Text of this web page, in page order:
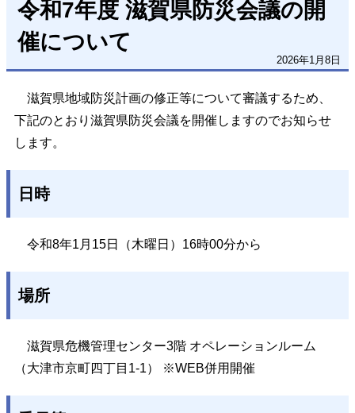
令和7年度 滋賀県防災会議の開
催について
2026年1月8日
滋賀県地域防災計画の修正等について審議するため、
下記のとおり滋賀県防災会議を開催しますのでお知らせ
します。
日時
令和8年1月15日（木曜日）16時00分から
場所
滋賀県危機管理センター3階 オペレーションルーム
（大津市京町四丁目1-1） ※WEB併用開催